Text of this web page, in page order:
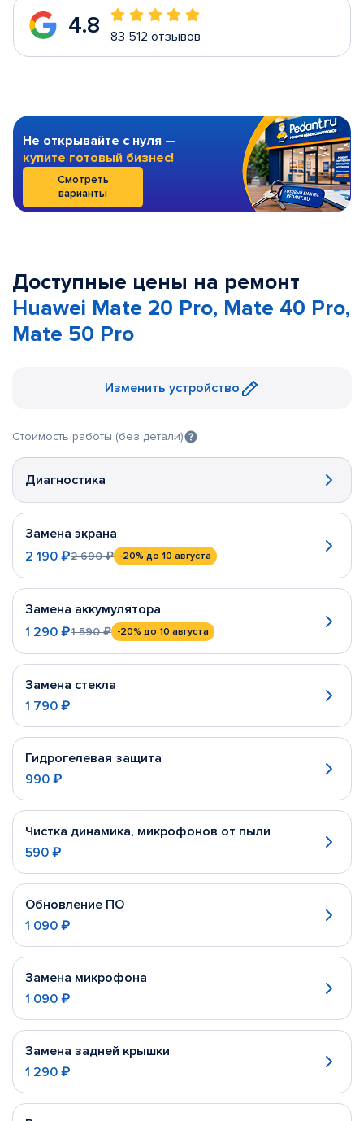
4.8 83 512 отзывов
Не открывайте с нуля —
купите готовый бизнес!
Смотреть
варианты
Доступные цены на ремонт
Huawei Mate 20 Pro, Mate 40 Pro,
Mate 50 Pro
Изменить устройство
Стоимость работы (без детали)
Диагностика
Замена экрана
2 190 ₽2 690 ₽ -20% до 10 августа
Замена аккумулятора
1 290 ₽1 590 ₽ -20% до 10 августа
Замена стекла
1 790 ₽
Гидрогелевая защита
990 ₽
Чистка динамика, микрофонов от пыли
590 ₽
Обновление ПО
1 090 ₽
Замена микрофона
1 090 ₽
Замена задней крышки
1 290 ₽